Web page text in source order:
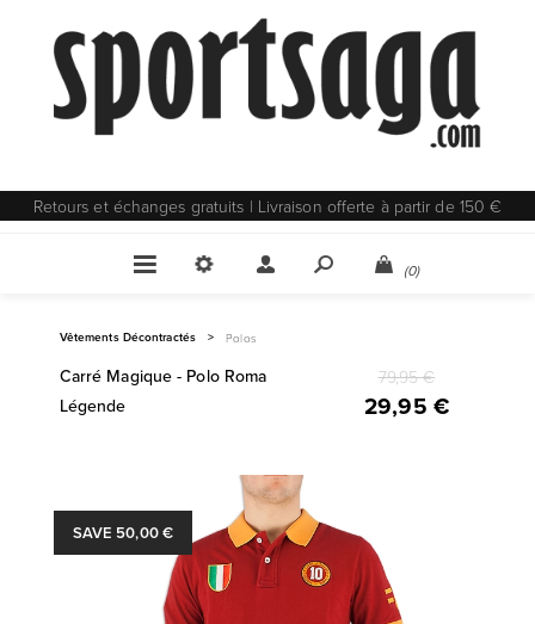
Retours et échanges gratuits | Livraison offerte à partir de 150 €
(0)
Vêtements Décontractés > Polos
Carré Magique - Polo Roma
Légende
79,95 €
29,95 €
SAVE 50,00 €